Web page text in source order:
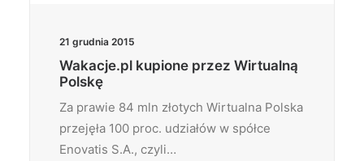
21 grudnia 2015
Wakacje.pl kupione przez Wirtualną
Polskę
Za prawie 84 mln złotych Wirtualna Polska
przejęła 100 proc. udziałów w spółce
Enovatis S.A., czyli…